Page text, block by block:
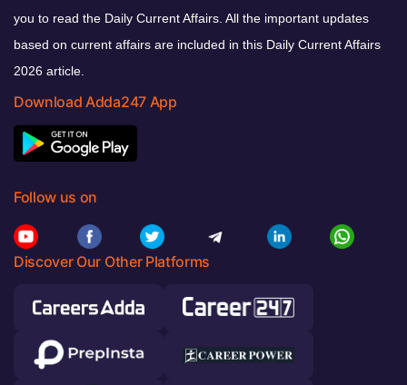
you to read the Daily Current Affairs. All the important updates
based on current affairs are included in this Daily Current Affairs
2026 article.
Download Adda247 App
Follow us on
Discover Our Other Platforms